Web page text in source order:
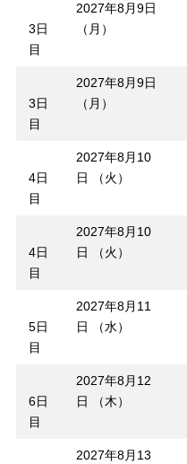
3日
目
2027年8月9日
（月）
3日
目
2027年8月9日
（月）
4日
目
2027年8月10
日 （火）
4日
目
2027年8月10
日 （火）
5日
目
2027年8月11
日 （水）
6日
目
2027年8月12
日 （木）
2027年8月13